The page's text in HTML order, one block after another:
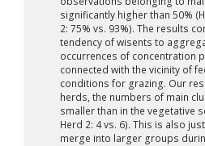
significantly higher than 50%
2: 75% vs. 93%). The results
tendency of wisents to
occurrences of concentration
connected with the vicinity of
conditions for grazing. Our
herds, the numbers of main
smaller than in the vegetative
Herd 2: 4 vs. 6). This is also
merge into larger groups